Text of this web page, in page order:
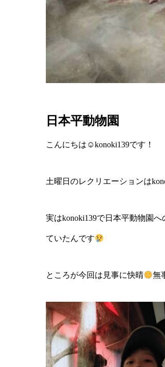
日本平動物園
こんにちは☺konoki139です！
土曜日のレクリエーションは
実はkonoki139で日本平動物園
ていたんです
ところが今回は見事に快晴 無